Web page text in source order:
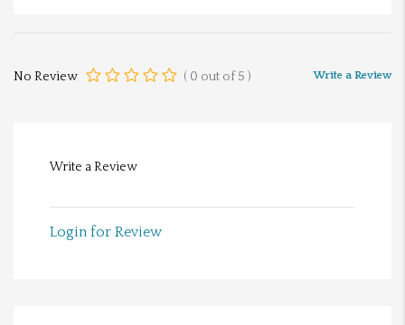
No Review ( 0 out of5 ) Write a Review
Write a Review
Login for Review